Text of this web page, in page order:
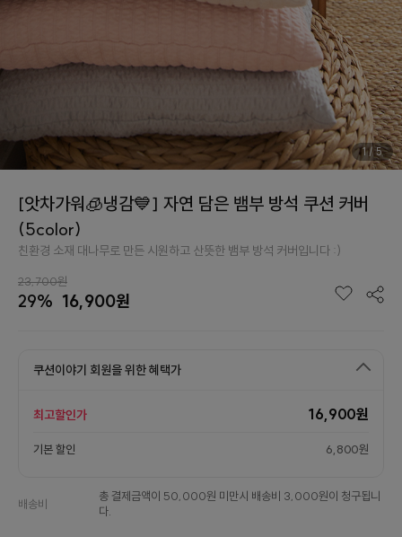
1/5
[앗차가워🧊냉감💙] 자연 담은 뱀부 방석 쿠션 커버
(5color)
친환경 소재 대나무로 만든 시원하고 산뜻한 뱀부 방석 커버입니다 :)
23,700원
29% 16,900원
쿠션이야기 회원을 위한 혜택가
최고할인가 16,900원
기본 할인 6,800원
배송비
총 결제금액이 50,000원 미만시 배송비 3,000원이 청구됩니
다.